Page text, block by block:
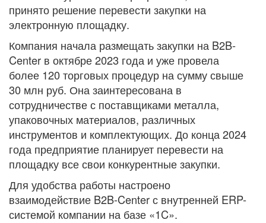
принято решение перевести закупки на
электронную площадку.
Компания начала размещать закупки на B2B-
Center в октябре 2023 года и уже провела
более 120 торговых процедур на сумму свыше
30 млн руб. Она заинтересована в
сотрудничестве с поставщиками металла,
упаковочных материалов, различных
инструментов и комплектующих. До конца 2024
года предприятие планирует перевести на
площадку все свои конкурентные закупки.
Для удобства работы настроено
взаимодействие B2B-Center с внутренней ERP-
системой компании на базе «1C».